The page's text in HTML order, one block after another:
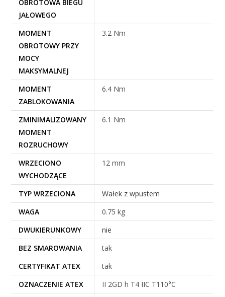
OBROTOWA BIEGU
JAŁOWEGO
MOMENT
OBROTOWY PRZY
MOCY
MAKSYMALNEJ
3.2 Nm
MOMENT
ZABLOKOWANIA
6.4 Nm
ZMINIMALIZOWANY
MOMENT
ROZRUCHOWY
6.1 Nm
WRZECIONO
WYCHODZĄCE
12 mm
TYP WRZECIONA
Wałek z wpustem
WAGA
0.75 kg
DWUKIERUNKOWY
nie
BEZ SMAROWANIA
tak
CERTYFIKAT ATEX
tak
OZNACZENIE ATEX
II 2GD h T4 IIC T110°C